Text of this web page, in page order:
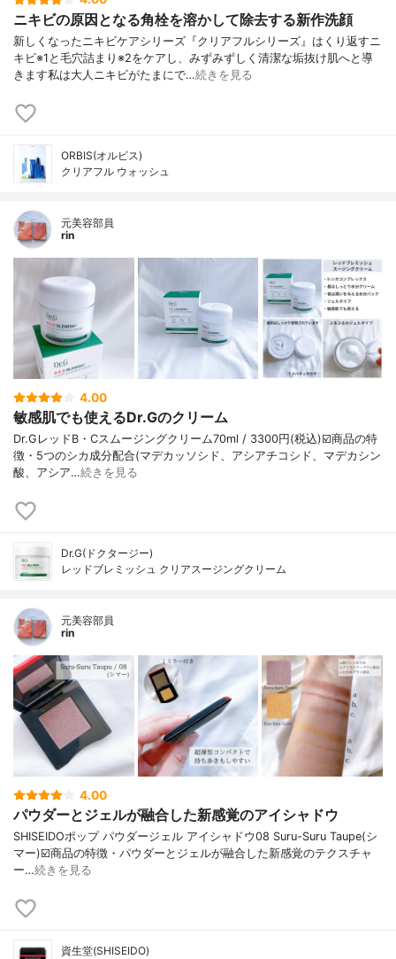
ニキビの原因となる角栓を溶かして除去する新作洗顔
新しくなったニキビケアシリーズ『クリアフルシリーズ』はくり返すニ
キビ※1と毛穴詰まり※2をケアし、みずみずしく清潔な垢抜け肌へと導
きます私は大人ニキビがたまにで…続きを見る
ORBIS(オルビス)
クリアフル ウォッシュ
元美容部員
rin
4.00
敏感肌でも使えるDr.Gのクリーム
Dr.GレッドB・Cスムージングクリーム70ml / 3300円(税込)☑️商品の特
徴・5つのシカ成分配合(マデカッソシド、アシアチコシド、マデカシン
酸、アシア…続きを見る
Dr.G(ドクタージー)
レッドブレミッシュ クリアスージングクリーム
元美容部員
rin
4.00
パウダーとジェルが融合した新感覚のアイシャドウ
SHISEIDOポップ パウダージェル アイシャドウ08 Suru-Suru Taupe(シ
マー)☑️商品の特徴・パウダーとジェルが融合した新感覚のテクスチャ
ー…続きを見る
資生堂(SHISEIDO)